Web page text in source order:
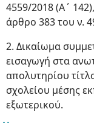
4559/2018 (Α΄
άρθρο 383 του ν.
2. Δικαίωμα
εισαγωγή στα
απολυτηρίου
σχολείου μέσης
εξωτερικού.